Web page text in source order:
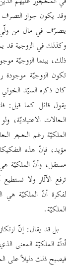
وقد يكون جواز التصرف
يتصرّف في مال من ولّي
وكذلك في الزوجية قد
ذلك، بينما الزوجيّة
تكون الزوجيّة موجودة
كان ذكره السيّد الخوئي
يقول قائل كما قيل:
الحالات الاعتياديّة،
الملكيّة رغم الحجر
مؤيد، فإنّ هذه
مستقل، وأنّ الملكيّة
ترفع الآثار ولا
لفكرة أنّ الملكيّة هي
الملكيّة.
بل قد يقال: إنّ
أدلّة الملكيّة المعنى
فيصبح ذلك دليلاً على